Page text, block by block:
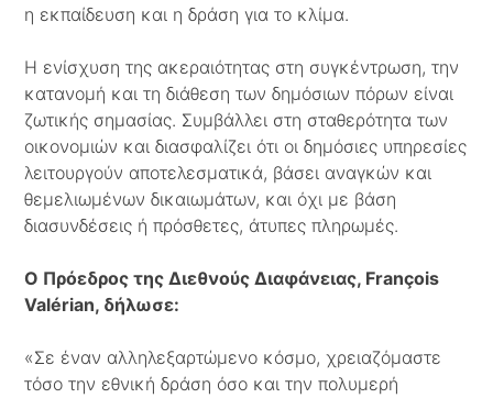
η εκπαίδευση και η δράση για το κλίμα.
Η ενίσχυση της ακεραιότητας στη συγκέντρωση, την
κατανομή και τη διάθεση των δημόσιων πόρων είναι
ζωτικής σημασίας. Συμβάλλει στη σταθερότητα των
οικονομιών και διασφαλίζει ότι οι δημόσιες υπηρεσίες
λειτουργούν αποτελεσματικά, βάσει αναγκών και
θεμελιωμένων δικαιωμάτων, και όχι με βάση
διασυνδέσεις ή πρόσθετες, άτυπες πληρωμές.
Ο Πρόεδρος της Διεθνούς Διαφάνειας, François
Valérian, δήλωσε:
«Σε έναν αλληλεξαρτώμενο κόσμο, χρειαζόμαστε
τόσο την εθνική δράση όσο και την πολυμερή